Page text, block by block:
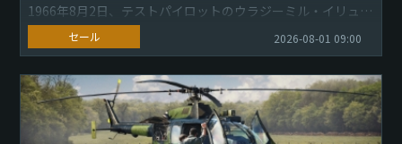
1966年8月2日、テストパイロットのウラジーミル・イリュー
シンが、Su-17戦闘爆撃機の試作機の初飛行を行いました。
これは、ソ連初の可変後退翼を備えた航空機でした。Su-20...
セール 2026-08-01 09:00